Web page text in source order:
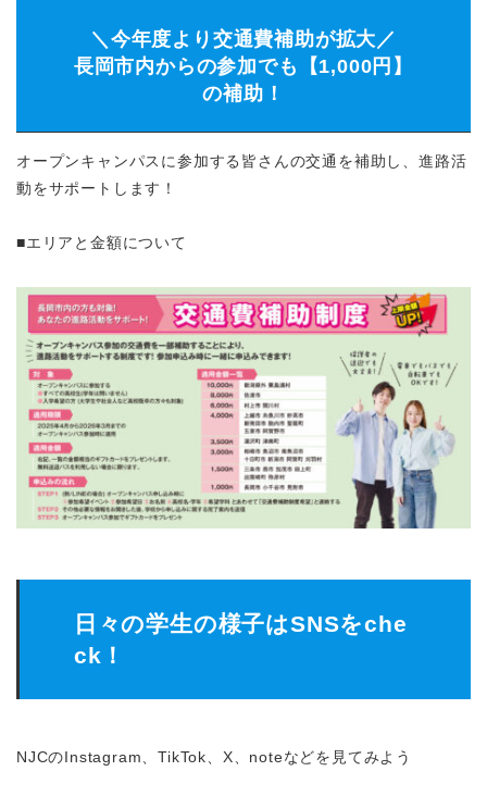
＼今年度より交通費補助が拡大／
長岡市内からの参加でも【1,000円】
の補助！
オープンキャンパスに参加する皆さんの交通を補助し、進路活
動をサポートします！
■エリアと金額について
日々の学生の様子はSNSをche
ck！
NJCのInstagram、TikTok、X、noteなどを見てみよう